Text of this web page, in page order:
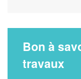
Bon à
travaux